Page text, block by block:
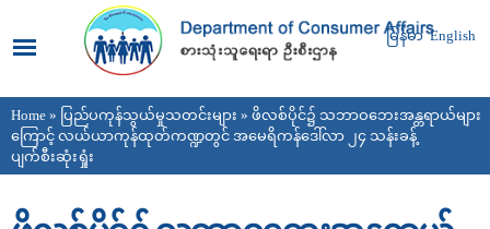
main
content
မြန်မာ English
You are here
Home » ပြည်ပကုန်သွယ်မှုသတင်းများ » ဖိလစ်ပိုင်၌ သဘာဝဘေးအန္တရာယ်များ
ကြောင့် လယ်ယာကုန်ထုတ်ကဏ္ဍတွင် အမေရိကန်ဒေါ်လာ ၂၄ သန်းခန့်
ပျက်စီးဆုံးရှုံး